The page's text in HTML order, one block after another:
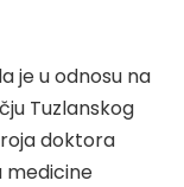
je u odnosu na
Tuzlanskog
doktora
medicine